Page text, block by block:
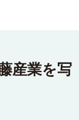
産業を写